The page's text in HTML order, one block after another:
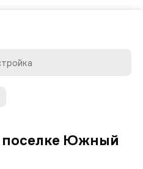
поселке Южный